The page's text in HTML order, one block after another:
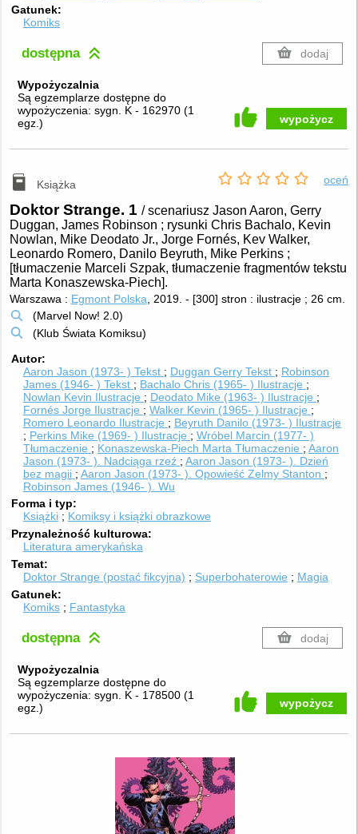
Gatunek
Komiks
dostępna dodaj
Wypożyczalnia
Są egzemplarze dostępne do
wypożyczenia: sygn. K - 162970 (1
egz. ) wypożycz
Książka oceń
Doktor Strange. 1 / scenariusz Jason Aaron, Gerry
Duggan, James Robinson ; rysunki Chris Bachalo, Kevin
Nowlan, Mike Deodato Jr., Jorge Fornés, Kev Walker,
Leonardo Romero, Danilo Beyruth, Mike Perkins ;
[tłumaczenie Marceli Szpak, tłumaczenie fragmentów tekstu
Marta Konaszewska-Piech].
Warszawa : Egmont Polska , 2019. - [300] stron : ilustracje ; 26 cm.
(Marvel Now! 2.0)
(Klub Świata Komiksu)
Autor
Aaron Jason (1973- ) Tekst Duggan Gerry Tekst
Robinson
James (1946- ) Tekst Bachalo Chris (1965- ) Ilustracje
Nowlan Kevin Ilustracje Deodato Mike (1963- ) Ilustracje
Fornés Jorge Ilustracje Walker Kevin (1965- ) Ilustracje
Romero Leonardo Ilustracje Beyruth Danilo (1973- ) Ilustracje
Perkins Mike (1969- ) Ilustracje
Wróbel Marcin (1977- )
Tłumaczenie
Konaszewska-Piech Marta Tłumaczenie
Aaron
Jason (1973- ). Nadciąga rzeź
Aaron Jason (1973- ). Dzień
bez magii
Aaron Jason (1973- ). Opowieść Zelmy Stanton
Robinson James (1946- ). Wu
Forma i typ
Książki
Komiksy i książki obrazkowe
Przynależność kulturowa
Literatura amerykańska
Temat
Doktor Strange (postać fikcyjna)
Superbohaterowie
Magia
Gatunek
Komiks
Fantastyka
dostępna dodaj
Wypożyczalnia
Są egzemplarze dostępne do
wypożyczenia: sygn. K - 178500 (1
egz. ) wypożycz